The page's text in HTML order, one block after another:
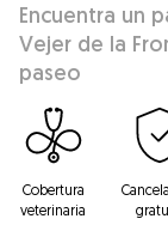
Encuentra un
Vejer de la
paseo
Cobertura
veterinaria